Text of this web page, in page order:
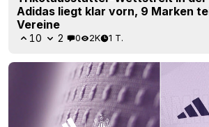
Adidas liegt klar vorn, 9 Marken
Vereine
10 2 0 2K 1 T.